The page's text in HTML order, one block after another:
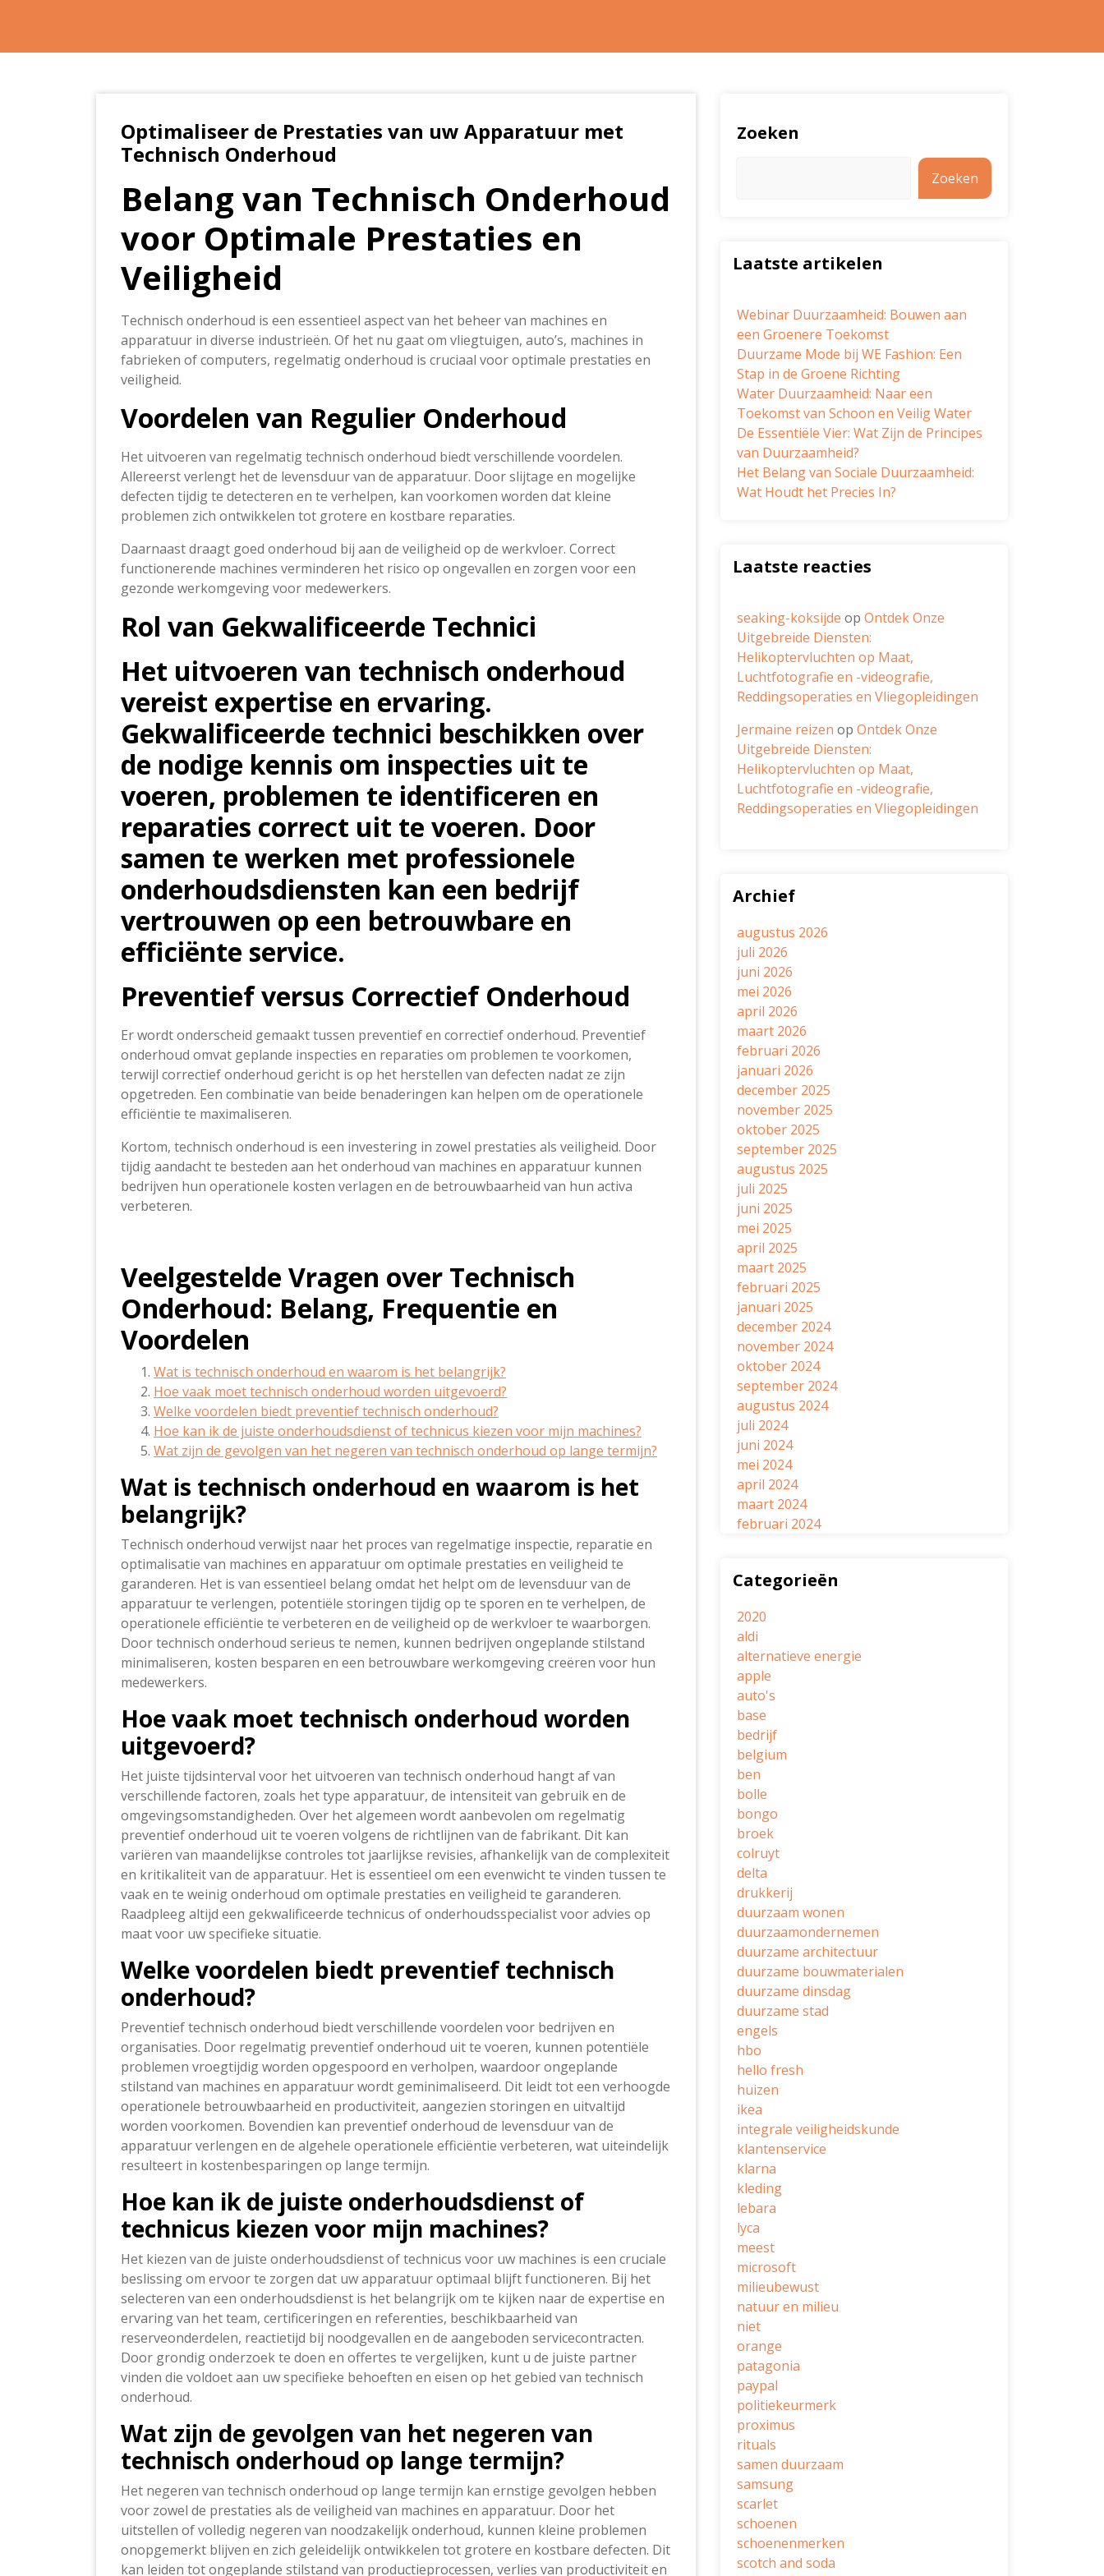
Optimaliseer de Prestaties van uw Apparatuur met
Technisch Onderhoud
Belang van Technisch Onderhoud
voor Optimale Prestaties en
Veiligheid
Technisch onderhoud is een essentieel aspect van het beheer van machines en
apparatuur in diverse industrieën. Of het nu gaat om vliegtuigen, auto’s, machines in
fabrieken of computers, regelmatig onderhoud is cruciaal voor optimale prestaties en
veiligheid.
Voordelen van Regulier Onderhoud
Het uitvoeren van regelmatig technisch onderhoud biedt verschillende voordelen.
Allereerst verlengt het de levensduur van de apparatuur. Door slijtage en mogelijke
defecten tijdig te detecteren en te verhelpen, kan voorkomen worden dat kleine
problemen zich ontwikkelen tot grotere en kostbare reparaties.
Daarnaast draagt goed onderhoud bij aan de veiligheid op de werkvloer. Correct
functionerende machines verminderen het risico op ongevallen en zorgen voor een
gezonde werkomgeving voor medewerkers.
Rol van Gekwalificeerde Technici
Het uitvoeren van technisch onderhoud
vereist expertise en ervaring.
Gekwalificeerde technici beschikken over
de nodige kennis om inspecties uit te
voeren, problemen te identificeren en
reparaties correct uit te voeren. Door
samen te werken met professionele
onderhoudsdiensten kan een bedrijf
vertrouwen op een betrouwbare en
efficiënte service.
Preventief versus Correctief Onderhoud
Er wordt onderscheid gemaakt tussen preventief en correctief onderhoud. Preventief
onderhoud omvat geplande inspecties en reparaties om problemen te voorkomen,
terwijl correctief onderhoud gericht is op het herstellen van defecten nadat ze zijn
opgetreden. Een combinatie van beide benaderingen kan helpen om de operationele
efficiëntie te maximaliseren.
Kortom, technisch onderhoud is een investering in zowel prestaties als veiligheid. Door
tijdig aandacht te besteden aan het onderhoud van machines en apparatuur kunnen
bedrijven hun operationele kosten verlagen en de betrouwbaarheid van hun activa
verbeteren.
Veelgestelde Vragen over Technisch
Onderhoud: Belang, Frequentie en
Voordelen
Wat is technisch onderhoud en waarom is het belangrijk?
Hoe vaak moet technisch onderhoud worden uitgevoerd?
Welke voordelen biedt preventief technisch onderhoud?
Hoe kan ik de juiste onderhoudsdienst of technicus kiezen voor mijn machines?
Wat zijn de gevolgen van het negeren van technisch onderhoud op lange termijn?
Wat is technisch onderhoud en waarom is het
belangrijk?
Technisch onderhoud verwijst naar het proces van regelmatige inspectie, reparatie en
optimalisatie van machines en apparatuur om optimale prestaties en veiligheid te
garanderen. Het is van essentieel belang omdat het helpt om de levensduur van de
apparatuur te verlengen, potentiële storingen tijdig op te sporen en te verhelpen, de
operationele efficiëntie te verbeteren en de veiligheid op de werkvloer te waarborgen.
Door technisch onderhoud serieus te nemen, kunnen bedrijven ongeplande stilstand
minimaliseren, kosten besparen en een betrouwbare werkomgeving creëren voor hun
medewerkers.
Hoe vaak moet technisch onderhoud worden
uitgevoerd?
Het juiste tijdsinterval voor het uitvoeren van technisch onderhoud hangt af van
verschillende factoren, zoals het type apparatuur, de intensiteit van gebruik en de
omgevingsomstandigheden. Over het algemeen wordt aanbevolen om regelmatig
preventief onderhoud uit te voeren volgens de richtlijnen van de fabrikant. Dit kan
variëren van maandelijkse controles tot jaarlijkse revisies, afhankelijk van de complexiteit
en kritikaliteit van de apparatuur. Het is essentieel om een evenwicht te vinden tussen te
vaak en te weinig onderhoud om optimale prestaties en veiligheid te garanderen.
Raadpleeg altijd een gekwalificeerde technicus of onderhoudsspecialist voor advies op
maat voor uw specifieke situatie.
Welke voordelen biedt preventief technisch
onderhoud?
Preventief technisch onderhoud biedt verschillende voordelen voor bedrijven en
organisaties. Door regelmatig preventief onderhoud uit te voeren, kunnen potentiële
problemen vroegtijdig worden opgespoord en verholpen, waardoor ongeplande
stilstand van machines en apparatuur wordt geminimaliseerd. Dit leidt tot een verhoogde
operationele betrouwbaarheid en productiviteit, aangezien storingen en uitvaltijd
worden voorkomen. Bovendien kan preventief onderhoud de levensduur van de
apparatuur verlengen en de algehele operationele efficiëntie verbeteren, wat uiteindelijk
resulteert in kostenbesparingen op lange termijn.
Hoe kan ik de juiste onderhoudsdienst of
technicus kiezen voor mijn machines?
Het kiezen van de juiste onderhoudsdienst of technicus voor uw machines is een cruciale
beslissing om ervoor te zorgen dat uw apparatuur optimaal blijft functioneren. Bij het
selecteren van een onderhoudsdienst is het belangrijk om te kijken naar de expertise en
ervaring van het team, certificeringen en referenties, beschikbaarheid van
reserveonderdelen, reactietijd bij noodgevallen en de aangeboden servicecontracten.
Door grondig onderzoek te doen en offertes te vergelijken, kunt u de juiste partner
vinden die voldoet aan uw specifieke behoeften en eisen op het gebied van technisch
onderhoud.
Wat zijn de gevolgen van het negeren van
technisch onderhoud op lange termijn?
Het negeren van technisch onderhoud op lange termijn kan ernstige gevolgen hebben
voor zowel de prestaties als de veiligheid van machines en apparatuur. Door het
uitstellen of volledig negeren van noodzakelijk onderhoud, kunnen kleine problemen
onopgemerkt blijven en zich geleidelijk ontwikkelen tot grotere en kostbare defecten. Dit
kan leiden tot ongeplande stilstand van productieprocessen, verlies van productiviteit en
Zoeken
Zoeken
Laatste artikelen
Webinar Duurzaamheid: Bouwen aan
een Groenere Toekomst
Duurzame Mode bij WE Fashion: Een
Stap in de Groene Richting
Water Duurzaamheid: Naar een
Toekomst van Schoon en Veilig Water
De Essentiële Vier: Wat Zijn de Principes
van Duurzaamheid?
Het Belang van Sociale Duurzaamheid:
Wat Houdt het Precies In?
Laatste reacties
seaking-koksijde op Ontdek Onze
Uitgebreide Diensten:
Helikoptervluchten op Maat,
Luchtfotografie en -videografie,
Reddingsoperaties en Vliegopleidingen
Jermaine reizen op Ontdek Onze
Uitgebreide Diensten:
Helikoptervluchten op Maat,
Luchtfotografie en -videografie,
Reddingsoperaties en Vliegopleidingen
Archief
augustus 2026
juli 2026
juni 2026
mei 2026
april 2026
maart 2026
februari 2026
januari 2026
december 2025
november 2025
oktober 2025
september 2025
augustus 2025
juli 2025
juni 2025
mei 2025
april 2025
maart 2025
februari 2025
januari 2025
december 2024
november 2024
oktober 2024
september 2024
augustus 2024
juli 2024
juni 2024
mei 2024
april 2024
maart 2024
februari 2024
Categorieën
2020
aldi
alternatieve energie
apple
auto's
base
bedrijf
belgium
ben
bolle
bongo
broek
colruyt
delta
drukkerij
duurzaam wonen
duurzaamondernemen
duurzame architectuur
duurzame bouwmaterialen
duurzame dinsdag
duurzame stad
engels
hbo
hello fresh
huizen
ikea
integrale veiligheidskunde
klantenservice
klarna
kleding
lebara
lyca
meest
microsoft
milieubewust
natuur en milieu
niet
orange
patagonia
paypal
politiekeurmerk
proximus
rituals
samen duurzaam
samsung
scarlet
schoenen
schoenenmerken
scotch and soda